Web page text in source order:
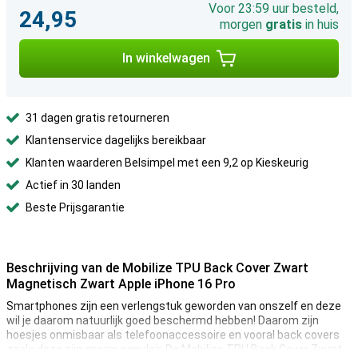
24,95
Voor 23:59 uur besteld,
morgen gratis in huis
In winkelwagen
31 dagen gratis retourneren
Klantenservice dagelijks bereikbaar
Klanten waarderen Belsimpel met een 9,2 op Kieskeurig
Actief in 30 landen
Beste Prijsgarantie
Beschrijving van de Mobilize TPU Back Cover Zwart
Magnetisch Zwart Apple iPhone 16 Pro
Smartphones zijn een verlengstuk geworden van onszelf en deze
wil je daarom natuurlijk goed beschermd hebben! Daarom zijn
hoesjes onmisbaar als telefoonaccessoire en vooral back covers